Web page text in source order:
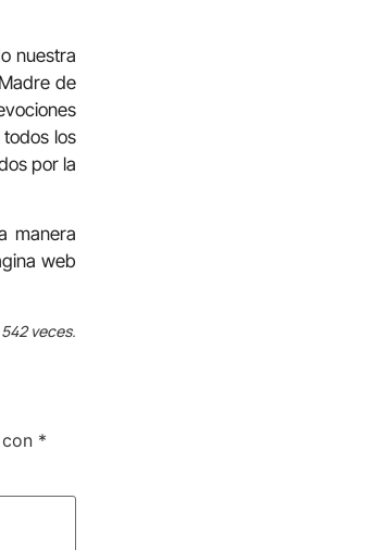
nuestra
de
los
por la
manera
web
veces.
*